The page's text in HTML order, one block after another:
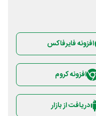
افزونه فایرفاکس
افزونه کروم
دریافت از بازار